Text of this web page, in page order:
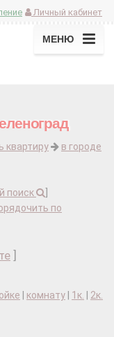
Личный кабинет
МЕНЮ
квартиру
в городе
поиск
по
комнату 1к.
2к.